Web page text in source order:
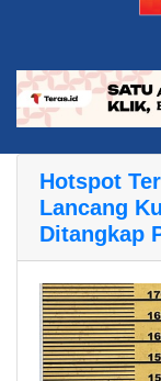
Hotspot
Lancang
Ditangkap